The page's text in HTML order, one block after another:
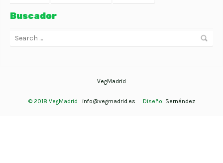
Buscador
VegMadrid
© 2018 VegMadrid info@vegmadrid.es Diseño: Sernández